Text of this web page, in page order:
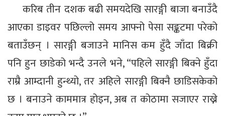
करिब तीन दशक बढी समयदेखि सारङ्गी बाजा बनाउँदै
आएका डाइवर पछिल्लो समय आफ्नो पेसा सङ्कटमा परेको
बताउँछन् । सारङ्गी बजाउने मानिस कम हुँदै जाँदा बिक्री
पनि हुन छाडेको भन्दै उनले भने, “पहिले सारङ्गी बिक्ने हुँदा
राम्रै आम्दानी हुन्थ्यो, तर अहिले सारङ्गी बिक्नै छाडिसकेको
छ । बनाउने काममात्र होइन, अब त कोठामा सजाएर राख्ने